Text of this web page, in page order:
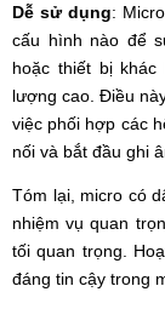
Dễ sử dụng:
cấu hình nào để
hoặc thiết bị
lượng cao. Điều
việc phối hợp các
nối và bắt đầu ghi
Tóm lại, micro có
nhiệm vụ quan
tối quan trọng.
đáng tin cậy trong